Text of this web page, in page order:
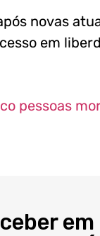
novas
em
pessoas